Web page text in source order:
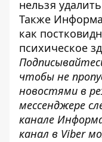
нельзя удалить
Также
как
психическое
чтобы не
новостями в
мессенджере
канале
канал в Viber